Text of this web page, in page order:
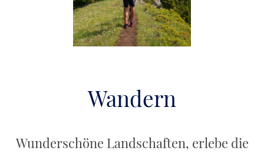
Wandern
Wunderschöne Landschaften, erlebe die